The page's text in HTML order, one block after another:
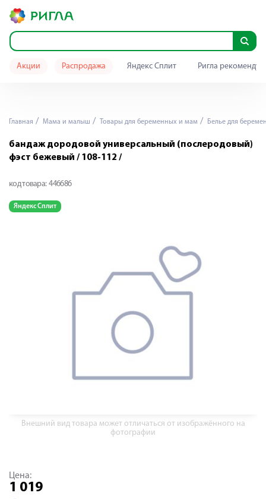
Акции Распродажа Яндекс Сплит Ригла
Главная Мама и малыш Товары для беременных и мам Белье для
бандаж дородовой универсальный (послеродовый)
фэст бежевый / 108-112 /
код товара: 446686
Яндекс Сплит
Внешний вид товара может отличаться от изображённого на
фотографии
Цена:
1 019